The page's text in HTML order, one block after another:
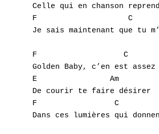
Celle qui en chanson
F                    C
Je sais maintenant que tu
F                   C
Golden Baby, c’en est assez
E                Am
De courir te faire désirer
F                 C
Dans ces lumières qui
U
V
Z